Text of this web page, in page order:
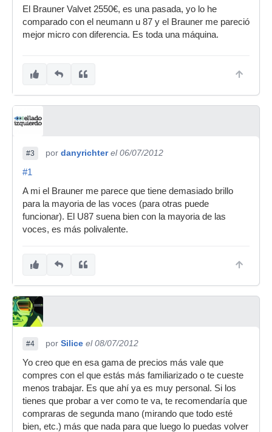
El Brauner Valvet 2550€, es una pasada, yo lo he
comparado con el neumann u 87 y el Brauner me pareció
mejor micro con diferencia. Es toda una máquina.
#3 por danyrichter el 06/07/2012
#1
A mi el Brauner me parece que tiene demasiado brillo
para la mayoria de las voces (para otras puede
funcionar). El U87 suena bien con la mayoria de las
voces, es más polivalente.
#4 por Silice el 08/07/2012
Yo creo que en esa gama de precios más vale que
compres con el que estás más familiarizado o te cueste
menos trabajar. Es que ahí ya es muy personal. Si los
tienes que probar a ver como te va, te recomendaría que
compraras de segunda mano (mirando que todo esté
bien, etc.) más que nada para que luego lo puedas volver